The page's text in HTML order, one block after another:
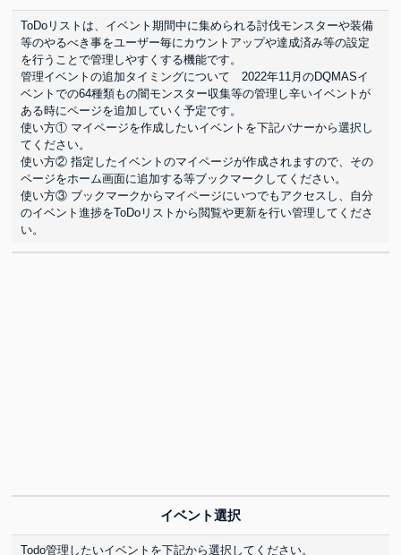
ToDoリストは、イベント期間中に集められる討伐モンスターや装備
等のやるべき事をユーザー毎にカウントアップや達成済み等の設定
を行うことで管理しやすくする機能です。
管理イベントの追加タイミングについて 2022年11月のDQMASイ
ベントでの64種類もの闇モンスター収集等の管理し辛いイベントが
ある時にページを追加していく予定です。
使い方① マイページを作成したいイベントを下記バナーから選択し
てください。
使い方② 指定したイベントのマイページが作成されますので、その
ページをホーム画面に追加する等ブックマークしてください。
使い方③ ブックマークからマイページにいつでもアクセスし、自分
のイベント進捗をToDoリストから閲覧や更新を行い管理してくださ
い。
イベント選択
Todo管理したいイベントを下記から選択してください。